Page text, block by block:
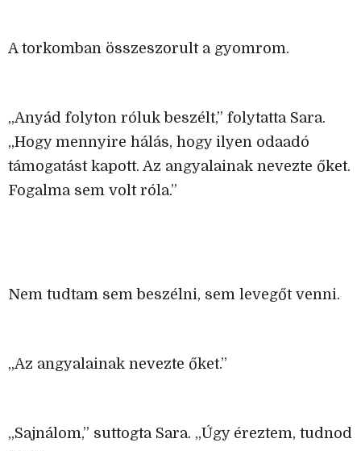
A torkomban összeszorult a gyomrom.
„Anyád folyton róluk beszélt,” folytatta Sara.
„Hogy mennyire hálás, hogy ilyen odaadó
támogatást kapott. Az angyalainak nevezte őket.
Fogalma sem volt róla.”
Nem tudtam sem beszélni, sem levegőt venni.
„Az angyalainak nevezte őket.”
„Sajnálom,” suttogta Sara. „Úgy éreztem, tudnod